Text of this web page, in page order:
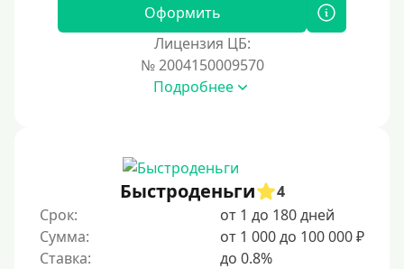
Для иностранных граждан Украины
Для иностранных граждан Казахстана
Для иностранных граждан Кыргызстана
Для иностранных граждан Таджикистана
Для иностранных граждан Узбекистана
Для граждан СНГ
Сумма (рублей)
Оформить
Лицензия ЦБ:
№ 2004150009570
Подробнее
Быстроденьги
4
Срок:
от 1 до 180 дней
Сумма:
от 1 000 до 100 000 ₽
Ставка:
до 0.8%